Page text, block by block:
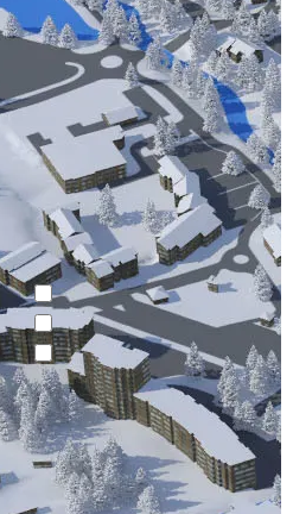
Front de neige / départ ski
Pharmacie
Départ navette